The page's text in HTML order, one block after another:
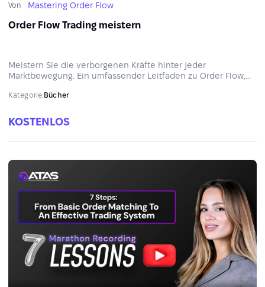
Von Mastering Order Flow
Order Flow Trading meistern
Meistern Sie die verborgenen Kräfte hinter jeder
Marktbewegung. Ein umfassender Leitfaden zu Order Flow,
Kategorie: Bücher
KOSTENLOS